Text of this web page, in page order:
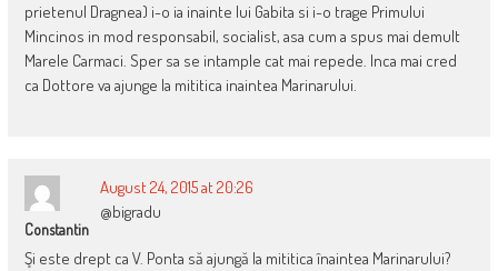
prietenul Dragnea) i-o ia inainte lui Gabita si i-o trage Primului
Mincinos in mod responsabil, socialist, asa cum a spus mai demult
Marele Carmaci. Sper sa se intample cat mai repede. Inca mai cred
ca Dottore va ajunge la mititica inaintea Marinarului.
Constantin
August 24, 2015 at 20:26
@bigradu
Şi este drept ca V. Ponta să ajungă la mititica înaintea Marinarului?